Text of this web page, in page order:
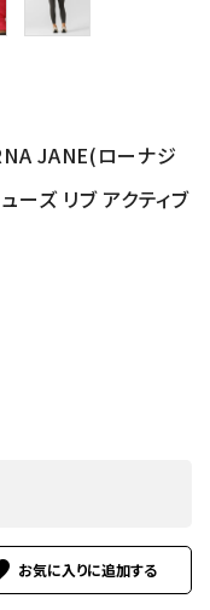
JANE(ローナジ
ズ リブ アクティブ